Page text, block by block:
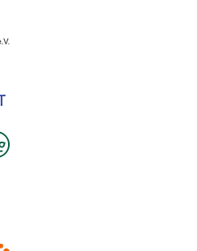
der Pharmazeutischen